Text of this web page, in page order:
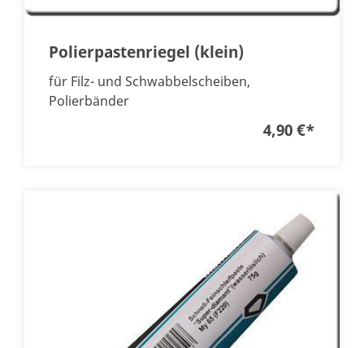
Polierpastenriegel (klein)
für Filz- und Schwabbelscheiben,
Polierbänder
4,90 €*